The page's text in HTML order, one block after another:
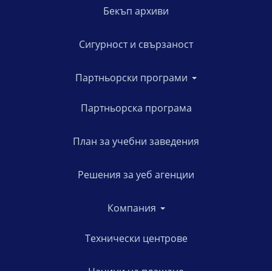
Бекъп архиви
Сигурност и свързаност
Партньорски програми
Партньорска програма
План за учебни заведения
Решения за уеб агенции
Компания
Технически центрове